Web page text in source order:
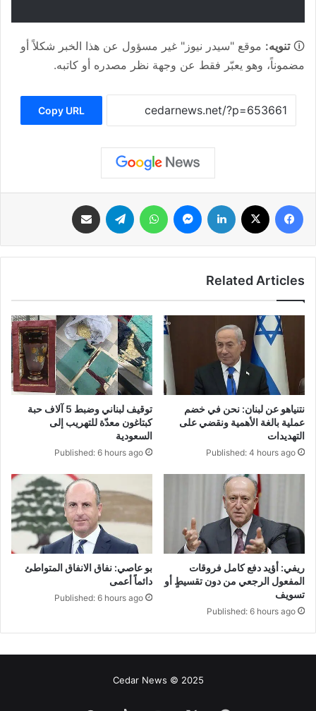
🛈تنويه: موقع "سيدر نيوز" غير مسؤول عن هذا الخبر شكلاً أو
مضموناً، وهو يعبّر فقط عن وجهة نظر مصدره أو كاتبه.
Copy URL
فيسبوك لينكدإن ماسنجر واتساب تيلقرام
Related Articles
نتنياهو عن لبنان: نحن في خضم
عملية بالغة الأهمية ونقضي على
التهديدات
Published: 4 hours ago
توقيف لبناني وضبط 5 آلاف حبة
كبتاغون معدّة للتهريب إلى
السعودية
Published: 6 hours ago
ريفي: أؤيد دفع كامل فروقات
المفعول الرجعي من دون تقسيطٍ أو
تسويف
Published: 6 hours ago
بو عاصي: نفاق الانفاق المتواطئ
دائماً أعمى
Published: 6 hours ago
Cedar News © 2025